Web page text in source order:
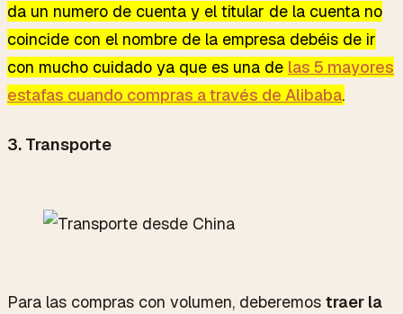
da un numero de cuenta y el titular de la cuenta no
coincide con el nombre de la empresa debéis de ir
con mucho cuidado ya que es una de las 5 mayores
estafas cuando compras a través de Alibaba.
3. Transporte
Para las compras con volumen, deberemos traer la